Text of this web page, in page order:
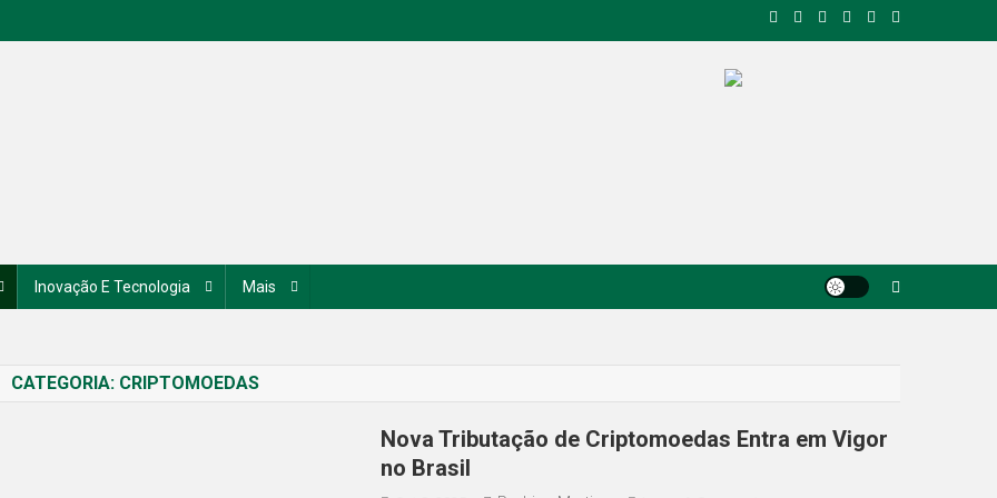
Inovação E Tecnologia Mais
CATEGORIA: CRIPTOMOEDAS
Nova Tributação de Criptomoedas Entra em Vigor
no Brasil